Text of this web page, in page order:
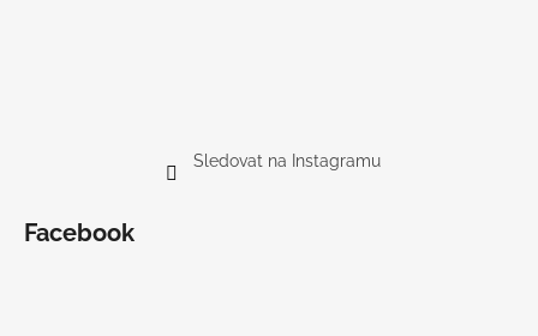
Sledovat na Instagramu
Facebook